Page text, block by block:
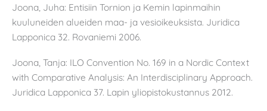
Joona, Juha: Entisiin Tornion ja Kemin lapinmaihin
kuuluneiden alueiden maa- ja vesioikeuksista. Juridica
Lapponica 32. Rovaniemi 2006.
Joona, Tanja: ILO Convention No. 169 in a Nordic Context
with Comparative Analysis: An Interdisciplinary Approach.
Juridica Lapponica 37. Lapin yliopistokustannus 2012.